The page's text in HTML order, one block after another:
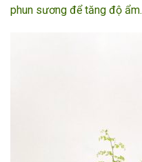
phun sương để tăng độ ẩm.